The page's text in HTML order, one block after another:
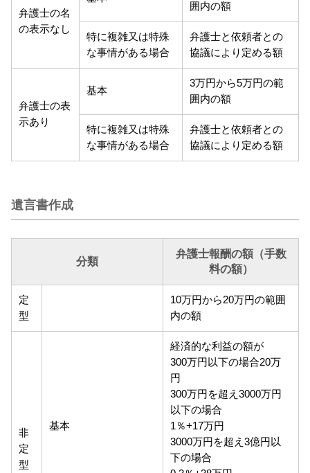
弁護士の名
の表示なし
囲内の額
特に複雑又は特殊
な事情がある場合
弁護士と依頼者との
協議により定める額
弁護士の表
示あり
基本
3万円から5万円の範
囲内の額
特に複雑又は特殊
な事情がある場合
弁護士と依頼者との
協議により定める額
遺言書作成
分類
弁護士報酬の額（手数
料の額）
定
型
10万円から20万円の範囲
内の額
非
定
型
基本
経済的な利益の額が
300万円以下の場合20万
円
300万円を超え3000万円
以下の場合
1％+17万円
3000万円を超え3億円以
下の場合